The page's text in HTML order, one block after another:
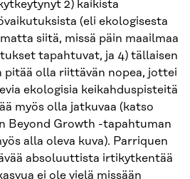
2) kaikista
(eli ekologisesta
siitä, missä päin maailmaa
tapahtuvat, ja 4) tällaisen
pitää olla riittävän nopea, jottei
ekologisia keikahduspisteitä
myös olla jatkuvaa (katso
Beyond Growth -tapahtuman
alla oleva kuva). Parriquen
absoluuttista irtikytkentää
ei ole vielä missään